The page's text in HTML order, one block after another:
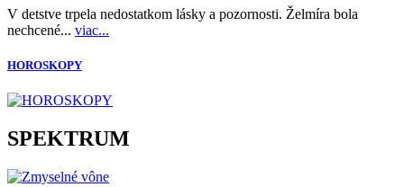
V detstve trpela nedostatkom lásky a pozornosti. Želmíra bola
nechcené... viac...
HOROSKOPY
SPEKTRUM